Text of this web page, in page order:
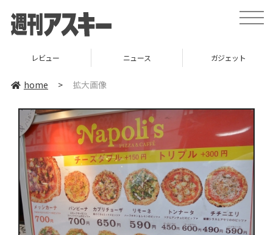
toggle
レビュー ニュース ガジェット
home > 拡大画像